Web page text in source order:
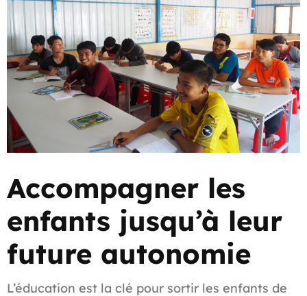
Accompagner les
enfants jusqu’à leur
future autonomie
L’éducation est la clé pour sortir les enfants de